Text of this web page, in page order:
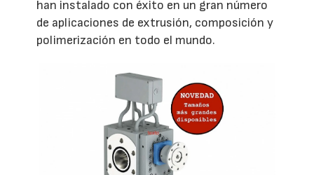
han instalado con éxito en un gran número
de aplicaciones de extrusión, composición y
polimerización en todo el mundo.